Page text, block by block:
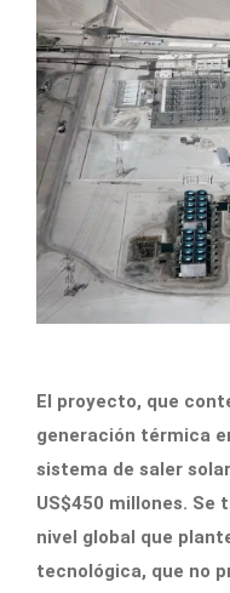
El proyecto, que
generación térmica
sistema de saler
US$450 millones.
nivel global que
tecnológica, que no